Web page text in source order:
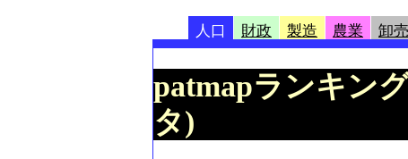
人口 財政 製造 農業 卸売
patmapランキン
タ)